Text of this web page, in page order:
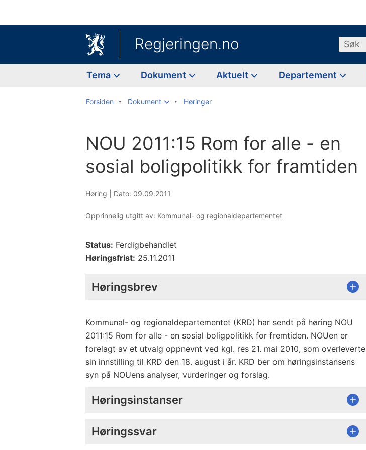
Regjeringen.no Søk
Tema Dokument Aktuelt Departement
Forsiden Dokument Høringer
NOU 2011:15 Rom for alle - en
sosial boligpolitikk for framtiden
Høring | Dato: 09.09.2011
Opprinnelig utgitt av: Kommunal- og regionaldepartementet
Status: Ferdigbehandlet
Høringsfrist: 25.11.2011
Høringsbrev
Kommunal- og regionaldepartementet (KRD) har sendt på høring NOU
2011:15 Rom for alle - en sosial boligpolitikk for fremtiden. NOUen er
forelagt av et utvalg oppnevnt ved kgl. res 21. mai 2010, som overleverte
sin innstilling til KRD den 18. august i år. KRD ber om høringsinstansens
syn på NOUens analyser, vurderinger og forslag.
Høringsinstanser
Høringssvar